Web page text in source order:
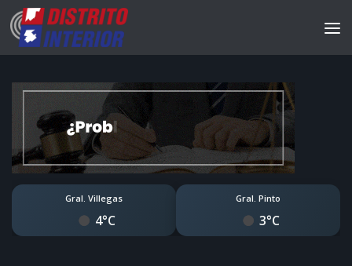
Gral. Villegas
4°C
Gral. Pinto
3°C